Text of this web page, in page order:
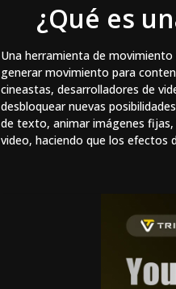
¿Qué es
Una herramienta de
generar movimiento para
cineastas, desarrolladores de
desbloquear nuevas
de texto, animar imágenes fijas,
video, haciendo que los efectos